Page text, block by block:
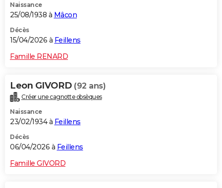
Naissance
25/08/1938 à Mâcon
Décès
15/04/2026 à Feillens
Famille RENARD
Leon GIVORD (92 ans)
Créer une cagnotte obsèques
Naissance
23/02/1934 à Feillens
Décès
06/04/2026 à Feillens
Famille GIVORD